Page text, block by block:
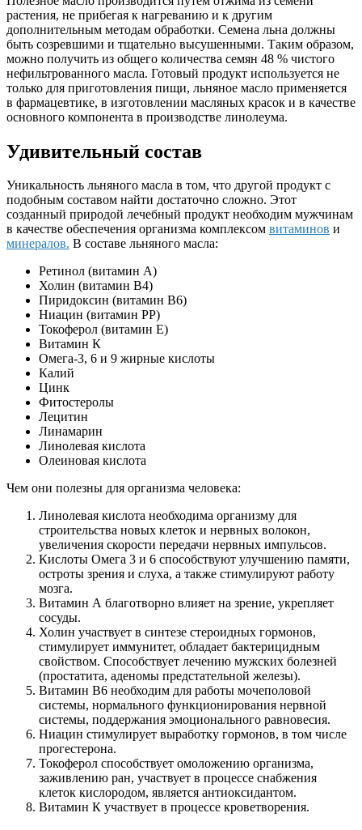
растения, не прибегая к нагреванию и к другим
дополнительным методам обработки. Семена льна должны
быть созревшими и тщательно высушенными. Таким образом,
можно получить из общего количества семян 48 % чистого
нефильтрованного масла. Готовый продукт используется не
только для приготовления пищи, льняное масло применяется
в фармацевтике, в изготовлении масляных красок и в качестве
основного компонента в производстве линолеума.
Удивительный состав
Уникальность льняного масла в том, что другой продукт с
подобным составом найти достаточно сложно. Этот
созданный природой лечебный продукт необходим мужчинам
в качестве обеспечения организма комплексом витаминов и
минералов. В составе льняного масла:
Ретинол (витамин А)
Холин (витамин В4)
Пиридоксин (витамин В6)
Ниацин (витамин РР)
Токоферол (витамин Е)
Витамин К
Омега-3, 6 и 9 жирные кислоты
Калий
Цинк
Фитостеролы
Лецитин
Линамарин
Линолевая кислота
Олеиновая кислота
Чем они полезны для организма человека:
Линолевая кислота необходима организму для
строительства новых клеток и нервных волокон,
увеличения скорости передачи нервных импульсов.
Кислоты Омега 3 и 6 способствуют улучшению памяти,
остроты зрения и слуха, а также стимулируют работу
мозга.
Витамин А благотворно влияет на зрение, укрепляет
сосуды.
Холин участвует в синтезе стероидных гормонов,
стимулирует иммунитет, обладает бактерицидным
свойством. Способствует лечению мужских болезней
(простатита, аденомы предстательной железы).
Витамин В6 необходим для работы мочеполовой
системы, нормального функционирования нервной
системы, поддержания эмоционального равновесия.
Ниацин стимулирует выработку гормонов, в том числе
прогестерона.
Токоферол способствует омоложению организма,
заживлению ран, участвует в процессе снабжения
клеток кислородом, является антиоксидантом.
Витамин К участвует в процессе кроветворения.